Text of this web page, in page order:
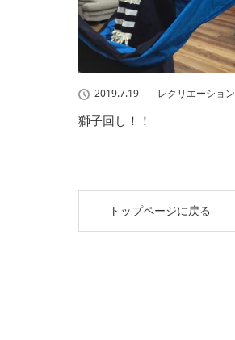
2019.7.19 レクリエーション
獅子回し！！
トップページに戻る